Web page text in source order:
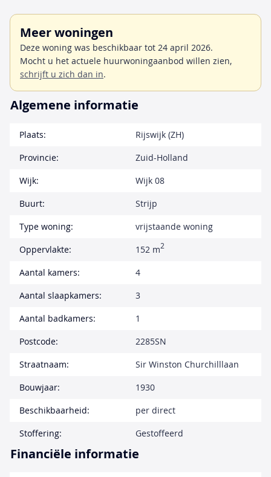
Meer woningen
Deze woning was beschikbaar tot 24 april 2026.
Mocht u het actuele huurwoningaanbod willen zien,
schrijft u zich dan in.
Algemene informatie
Plaats:
Rijswijk (ZH)
Provincie:
Zuid-Holland
Wijk:
Wijk 08
Buurt:
Strijp
Type woning:
vrijstaande woning
Oppervlakte:
152 m2
Aantal kamers:
4
Aantal slaapkamers:
3
Aantal badkamers:
1
Postcode:
2285SN
Straatnaam:
Sir Winston Churchilllaan
Bouwjaar:
1930
Beschikbaarheid:
per direct
Stoffering:
Gestoffeerd
Financiële informatie